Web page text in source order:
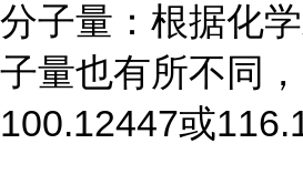
分子量：根据化
子量也有所不同
100.12447或